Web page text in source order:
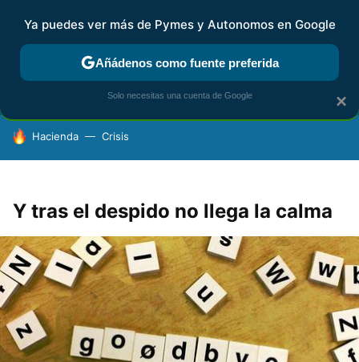
FISCALIDAD Y CONTABILIDAD KIT DIGITAL RENTA
HOY SE HABLA DE
Hacienda Crisis
Y tras el despido no llega la calma
×
Ya puedes ver más de Pymes y Autonomos en Google
Añádenos como fuente preferida
Solo necesitas una cuenta de Google